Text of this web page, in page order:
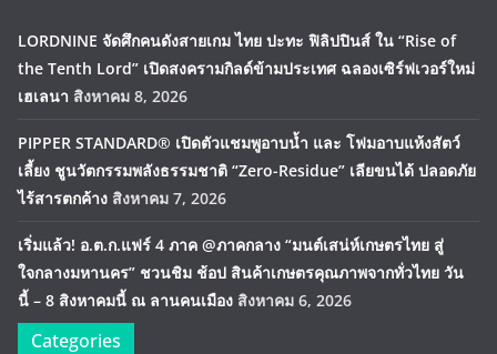
LORDNINE จัดศึกคนดังสายเกม ไทย ปะทะ ฟิลิปปินส์ ใน “Rise of
the Tenth Lord” เปิดสงครามกิลด์ข้ามประเทศ ฉลองเซิร์ฟเวอร์ใหม่
เฮเลนา สิงหาคม 8, 2026
PIPPER STANDARD® เปิดตัวแชมพูอาบน้ำ และ โฟมอาบแห้งสัตว์
เลี้ยง ชูนวัตกรรมพลังธรรมชาติ “Zero-Residue” เลียขนได้ ปลอดภัย
ไร้สารตกค้าง สิงหาคม 7, 2026
เริ่มแล้ว! อ.ต.ก.แฟร์ 4 ภาค @ภาคกลาง “มนต์เสน่ห์เกษตรไทย สู่
ใจกลางมหานคร” ชวนชิม ช้อป สินค้าเกษตรคุณภาพจากทั่วไทย วัน
นี้ – 8 สิงหาคมนี้ ณ ลานคนเมือง สิงหาคม 6, 2026
Categories